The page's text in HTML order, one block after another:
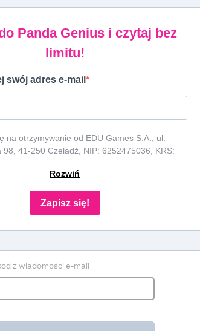
Panda Genius i czytaj bez
limitu!
swój adres e-mail
na otrzymywanie od EDU Games S.A., ul.
98, 41-250 Czeladź, NIP: 6252475036, KRS:
informacji o tematyce związanej z edukacją i
ofert handlowych lub/ i reklamowych za
komunikacji e-mail i telefonicznej. Podanie
ale niezbędne do otrzymywania
o momentu wycofania zgody. Masz
do swoich danych, ich sprostowania,
przetwarzania, prawo do przenoszenia
wniesienia skargi do organu nadzorczego. Masz
Rozwiń
Zapisz się!
z wiadomości e-mail